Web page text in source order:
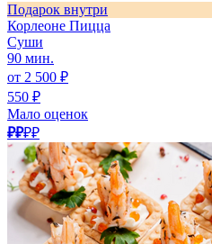
Подарок внутри
Корлеоне Пицца
Суши
90 мин.
от 2 500 ₽
550 ₽
Мало оценок
₽₽₽₽